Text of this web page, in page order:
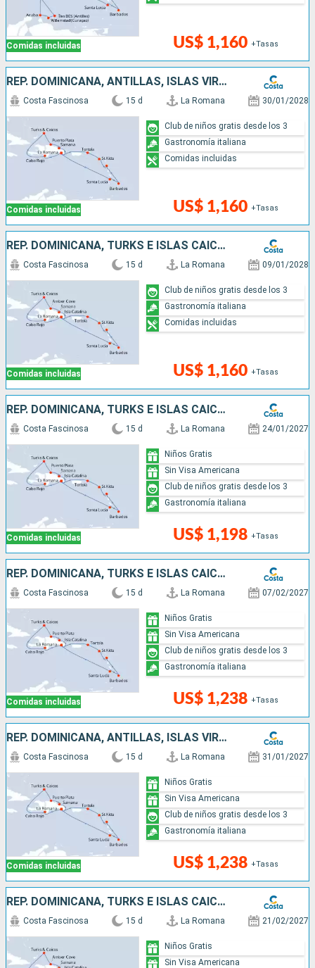
Comidas incluidas US$ 1,160 +Tasas
REP. DOMINICANA, ANTILLAS, ISLAS VÍRGENES, TURKS E ISLAS CAICOS
Comidas incluidas
Costa Fascinosa 15 d La Romana 30/01/2028
US$ 1,160 +Tasas
Club de niños gratis desde los 3
Gastronomía italiana
Comidas incluidas
REP. DOMINICANA, TURKS E ISLAS CAICOS, ANTILLAS, ISLAS VÍRGENES
Comidas incluidas
Costa Fascinosa 15 d La Romana 09/01/2028
US$ 1,160 +Tasas
Club de niños gratis desde los 3
Gastronomía italiana
Comidas incluidas
REP. DOMINICANA, TURKS E ISLAS CAICOS, ANTILLAS, ISLAS VÍRGENES
Comidas incluidas
Costa Fascinosa 15 d La Romana 24/01/2027
US$ 1,198 +Tasas
Niños Gratis
Sin Visa Americana
Club de niños gratis desde los 3
Gastronomía italiana
REP. DOMINICANA, TURKS E ISLAS CAICOS, ANTILLAS, ISLAS VÍRGENES
Comidas incluidas
Costa Fascinosa 15 d La Romana 07/02/2027
US$ 1,238 +Tasas
Niños Gratis
Sin Visa Americana
Club de niños gratis desde los 3
Gastronomía italiana
REP. DOMINICANA, ANTILLAS, ISLAS VÍRGENES, TURKS E ISLAS CAICOS
Comidas incluidas
Costa Fascinosa 15 d La Romana 31/01/2027
US$ 1,238 +Tasas
Niños Gratis
Sin Visa Americana
Club de niños gratis desde los 3
Gastronomía italiana
REP. DOMINICANA, TURKS E ISLAS CAICOS, ANTILLAS, ISLAS VÍRGENES
Costa Fascinosa 15 d La Romana 21/02/2027
Niños Gratis
Sin Visa Americana